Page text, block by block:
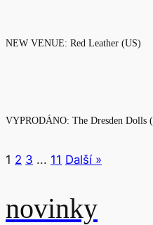
NEW VENUE: Red Leather (US)
VYPRODÁNO: The Dresden Dolls
1 2 3 ... 11 Další »
novinky